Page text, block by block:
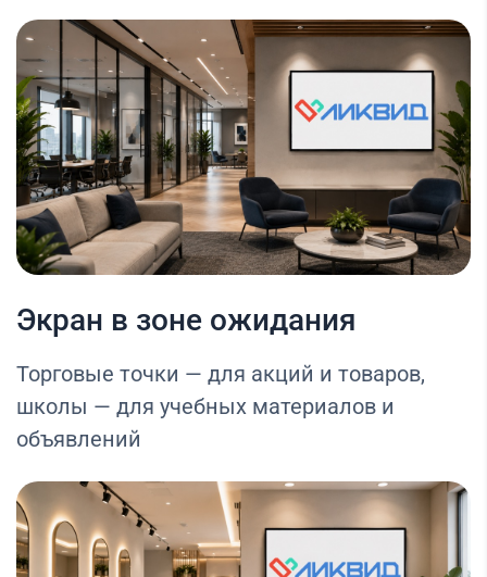
Экран в зоне ожидания
Торговые точки — для акций и товаров,
школы — для учебных материалов и
объявлений